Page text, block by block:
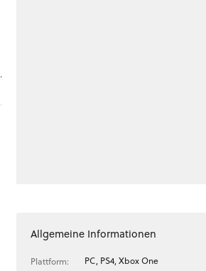
Allgemeine Informationen
Plattform:
PC, PS4, Xbox One